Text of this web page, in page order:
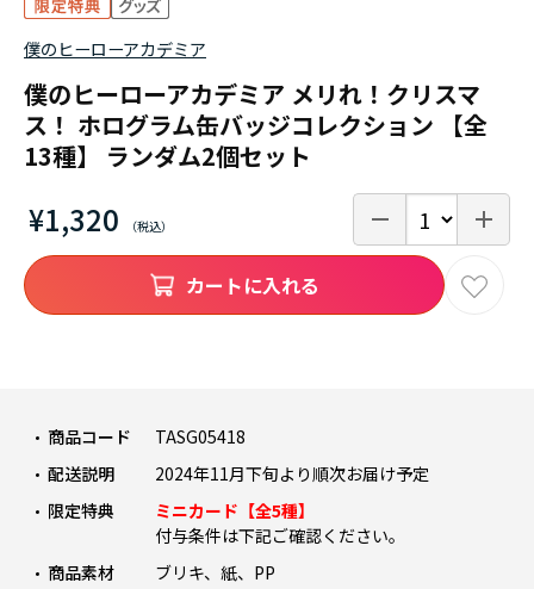
僕のヒーローアカデミア
僕のヒーローアカデミア メリれ！クリスマ
ス！ ホログラム缶バッジコレクション 【全
13種】 ランダム2個セット
¥1,320
商品コード
TASG05418
配送説明
2024年11月下旬より順次お届け予定
限定特典
ミニカード【全5種】
付与条件は下記ご確認ください。
商品素材
ブリキ、紙、PP
カートに入れる